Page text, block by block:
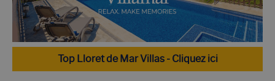
Top Lloret de Mar Villas - Cliquez ici